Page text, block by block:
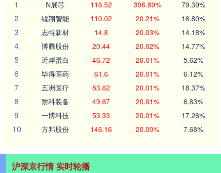
1
N展芯 116.52 396.89% 79.39%
2 锐翔智能 110.02 20.21% 16.80%
3 志特新材 14.8 20.03% 14.18%
4 博腾股份 20.44 20.02% 14.77%
5 近岸蛋白 46.72 20.01% 5.62%
6 毕得医药 61.6 20.01% 6.12%
7 五洲医疗 83.62 20.01% 18.37%
8 耐科装备 49.67 20.01% 6.83%
9 一博科技 53.33 20.01% 17.26%
10 方邦股份 146.16 20.00% 7.68%
沪深京行情 实时轮播